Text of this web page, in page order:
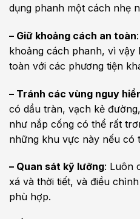
dụng phanh một cách nhẹ
– Giữ khoảng cách an toàn
khoảng cách phanh, vì vậy
toàn với các phương tiện
– Tránh các vùng nguy
có dầu tràn, vạch kẻ
như nắp cống có thể rất
những khu vực này nếu có
– Quan sát kỹ lưỡng: Luôn
xá và thời tiết, và điều
phù hợp.